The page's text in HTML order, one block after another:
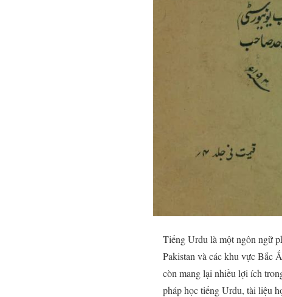
Tiếng Urdu là một ngôn ngữ
Pakistan và các khu vực Bắc
còn mang lại nhiều lợi ích
pháp học tiếng Urdu, tài liệu